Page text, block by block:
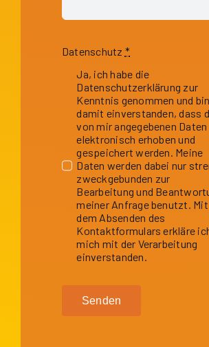
Datenschutz *
Ja, ich habe die
Datenschutzerklärung zur
Kenntnis genommen und bin
damit einverstanden, dass
von mir angegebenen Daten
elektronisch erhoben und
gespeichert werden. Meine
Daten werden dabei nur
zweckgebunden zur
Bearbeitung und
meiner Anfrage benutzt. Mit
dem Absenden des
Kontaktformulars erkläre
mich mit der Verarbeitung
einverstanden.
Senden